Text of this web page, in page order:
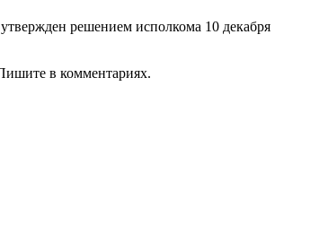
решением исполкома 10 декабря
в комментариях.